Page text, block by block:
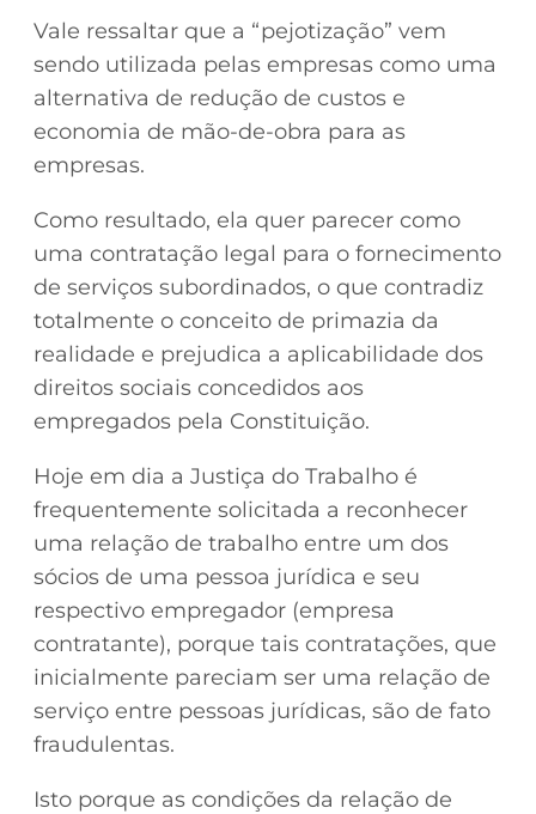
Vale ressaltar que a “pejotização” vem
sendo utilizada pelas empresas como uma
alternativa de redução de custos e
economia de mão-de-obra para as
empresas.
Como resultado, ela quer parecer como
uma contratação legal para o fornecimento
de serviços subordinados, o que contradiz
totalmente o conceito de primazia da
realidade e prejudica a aplicabilidade dos
direitos sociais concedidos aos
empregados pela Constituição.
Hoje em dia a Justiça do Trabalho é
frequentemente solicitada a reconhecer
uma relação de trabalho entre um dos
sócios de uma pessoa jurídica e seu
respectivo empregador (empresa
contratante), porque tais contratações, que
inicialmente pareciam ser uma relação de
serviço entre pessoas jurídicas, são de fato
fraudulentas.
Isto porque as condições da relação de